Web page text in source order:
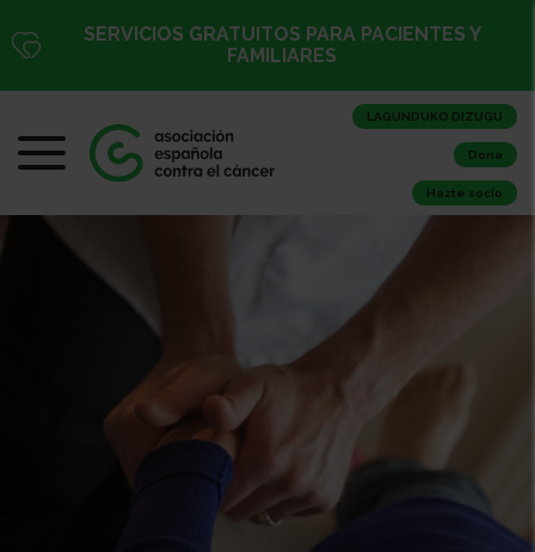
SERVICIOS GRATUITOS PARA PACIENTES Y
FAMILIARES
LAGUNDUKO DIZUGU
Dona
Hazte socio